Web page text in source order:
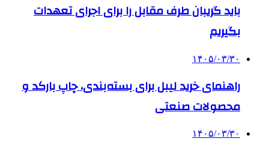
باید گریبان طرف مقابل را برای اجرای تعهدات
بگیریم
۱۴۰۵/۰۳/۳۰
راهنمای خرید لیبل برای بسته‌بندی، چاپ بارکد و
محصولات صنعتی
۱۴۰۵/۰۳/۳۰